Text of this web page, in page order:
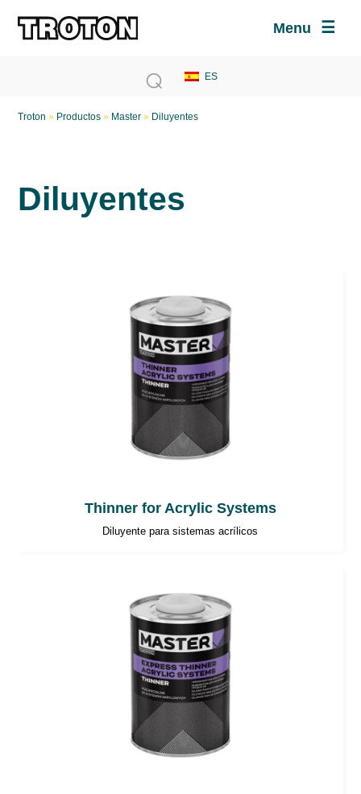
Menu
Troton » Productos » Master » Diluyentes
Diluyentes
Thinner for Acrylic Systems
Diluyente para sistemas acrílicos